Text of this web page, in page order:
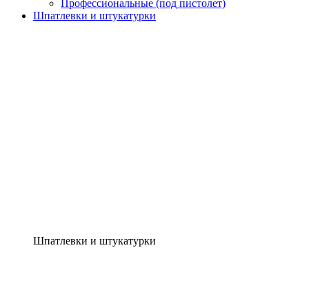
Профессиональные (под пистолет)
Шпатлевки и штукатурки
Шпатлевки и штукатурки